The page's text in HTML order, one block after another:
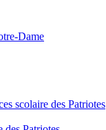
Dame
scolaire des Patriotes